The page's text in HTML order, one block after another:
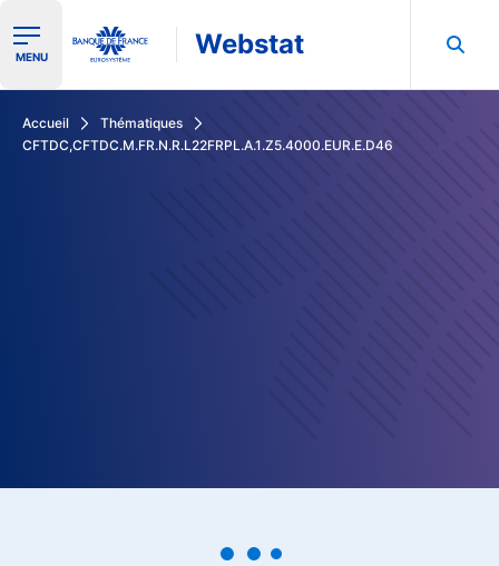
Ouvrir le menu de navigation
MENU Webstat
Accueil
Thématiques
CFTDC,CFTDC.M.FR.N.R.L22FRPL.A.1.Z5.4000.EUR.E.D46